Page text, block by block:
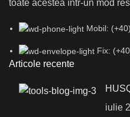
toate acestea într-un mod
Mobil:
Fix:
Articole recente
iulie